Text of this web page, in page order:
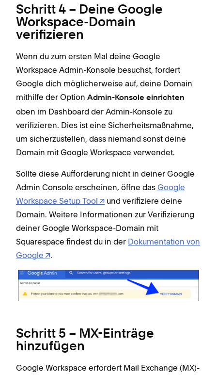
Schritt 4 – Deine Google
Workspace-Domain
verifizieren
Wenn du zum ersten Mal deine Google
Workspace Admin-Konsole besuchst, fordert
Google dich möglicherweise auf, deine Domain
mithilfe der Option Admin-Konsole einrichten
oben im Dashboard der Admin-Konsole zu
verifizieren. Dies ist eine Sicherheitsmaßnahme,
um sicherzustellen, dass niemand sonst deine
Domain mit Google Workspace verwendet.
Sollte diese Aufforderung nicht in deiner Google
Admin Console erscheinen, öffne das Google
Workspace Setup Tool
und verifiziere deine
Domain. Weitere Informationen zur Verifizierung
deiner Google Workspace-Domain mit
Squarespace findest du in der Dokumentation von
Google
.
Schritt 5 – MX-Einträge
hinzufügen
Google Workspace erfordert Mail Exchange (MX)-